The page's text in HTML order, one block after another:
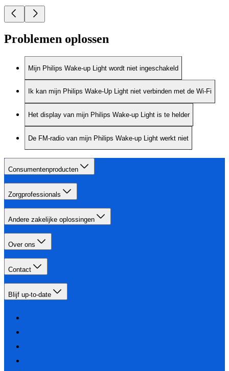
Problemen oplossen
Mijn Philips Wake-up Light wordt niet ingeschakeld
Ik kan mijn Philips Wake-Up Light niet verbinden met de Wi-Fi
Het display van mijn Philips Wake-up Light is te helder
De FM-radio van mijn Philips Wake-up Light werkt niet
Consumentenproducten
Zorgprofessionals
Andere zakelijke oplossingen
Over ons
Contact
Blijf up-to-date